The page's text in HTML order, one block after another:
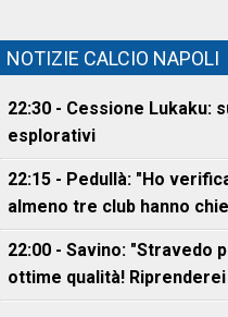
NOTIZIE CALCIO NAPOLI
22:30 - Cessione Lukaku:
esplorativi
22:15 - Pedullà: "Ho
almeno tre club hanno
22:00 - Savino: "Stravedo
ottime qualità! Riprenderei